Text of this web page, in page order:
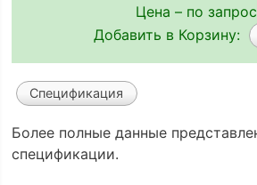
Цена – по
Добавить в Корзину:
Спецификация
Более полные данные
спецификации.